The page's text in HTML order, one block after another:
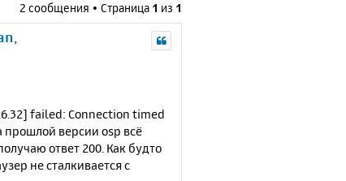
2 сообщения • Страница 1 из 1
failed: Connection timed
прошлой версии osp всё
ответ 200. Как будто
не сталкивается с